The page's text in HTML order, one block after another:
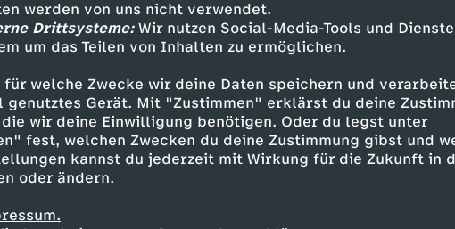
werden von uns nicht verwendet.
Drittsysteme:Wir nutzen Social-Media-Tools und
um das Teilen von Inhalten zu ermöglichen.
für welche Zwecke wir deine Daten speichern und
Gerät. Mit "Zustimmen" erklärst du deine
wir deine Einwilligung benötigen. Oder du legst unter
fest, welchen Zwecken du deine Zustimmung gibst und
kannst du jederzeit mit Wirkung für die Zukunft in
oder ändern.
entdecken
Talk informativ phoenix persönlich